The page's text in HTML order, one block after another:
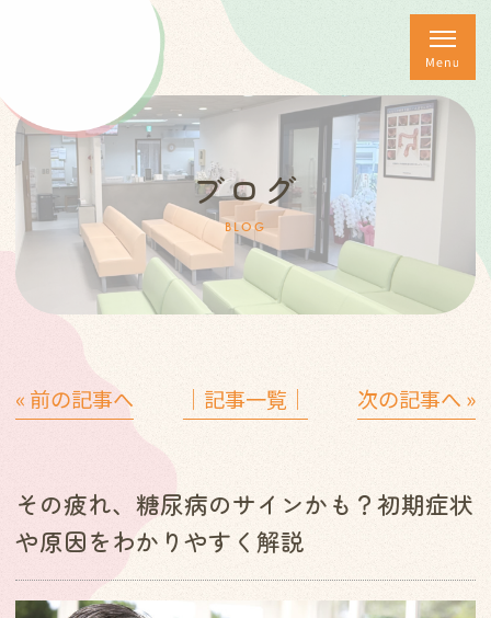
ブログ
BLOG
« 前の記事へ │記事一覧│ 次の記事へ »
その疲れ、糖尿病のサインかも？初期症状
や原因をわかりやすく解説